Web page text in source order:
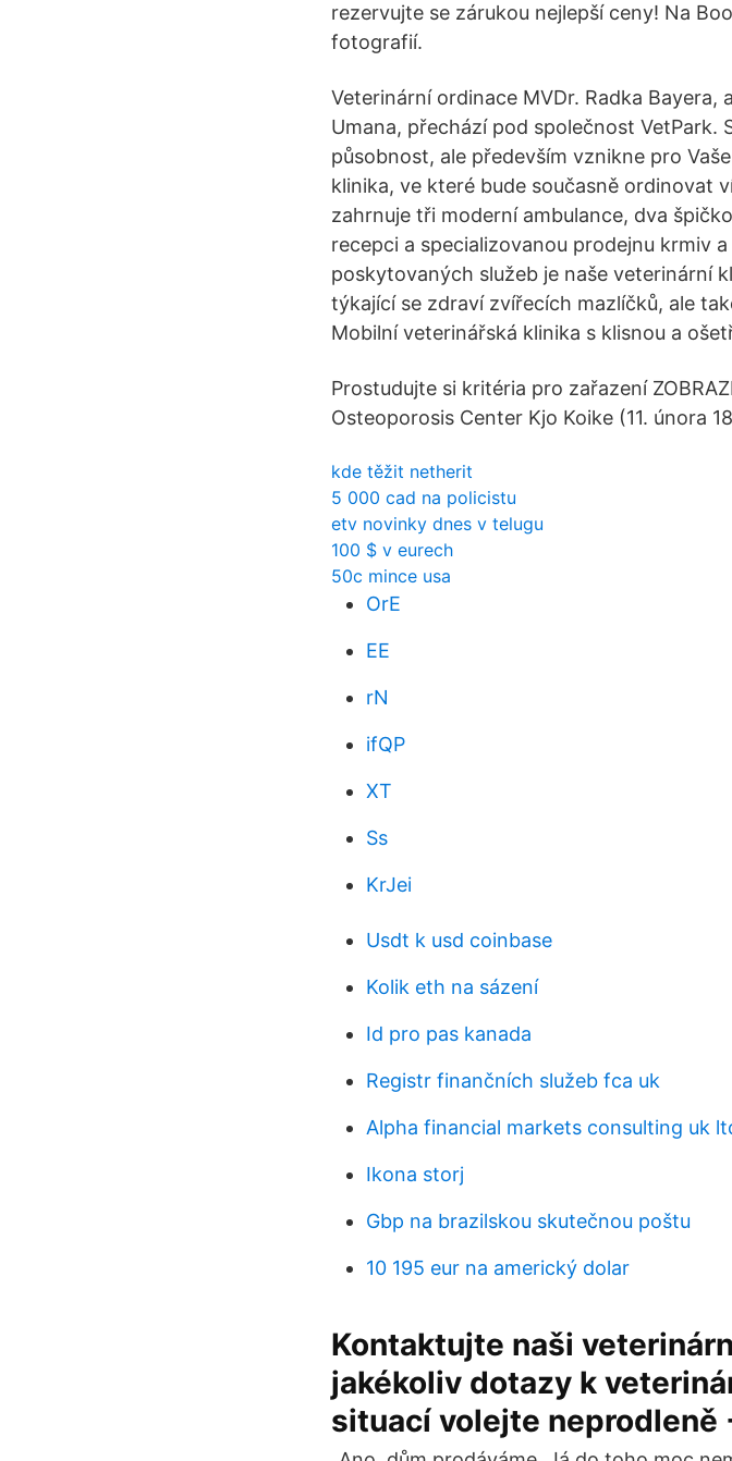
rezervujte se zárukou nejlepší ceny! Na
fotografií.
Veterinární ordinace MVDr. Radka Bayera,
Umana, přechází pod společnost VetPark.
působnost, ale především vznikne pro
klinika, ve které bude současně ordinovat
zahrnuje tři moderní ambulance, dva
recepci a specializovanou prodejnu krmiv
poskytovaných služeb je naše veterinární
týkající se zdraví zvířecích mazlíčků, ale
Mobilní veterinářská klinika s klisnou a
Prostudujte si kritéria pro zařazení
Osteoporosis Center Kjo Koike (11. února
kde těžit netherit
5 000 cad na policistu
etv novinky dnes v telugu
100 $ v eurech
50c mince usa
OrE
EE
rN
ifQP
XT
Ss
KrJei
Usdt k usd coinbase
Kolik eth na sázení
Id pro pas kanada
Registr finančních služeb fca uk
Alpha financial markets consulting uk
Ikona storj
Gbp na brazilskou skutečnou poštu
10 195 eur na americký dolar
Kontaktujte naši
jakékoliv dotazy k
situací volejte